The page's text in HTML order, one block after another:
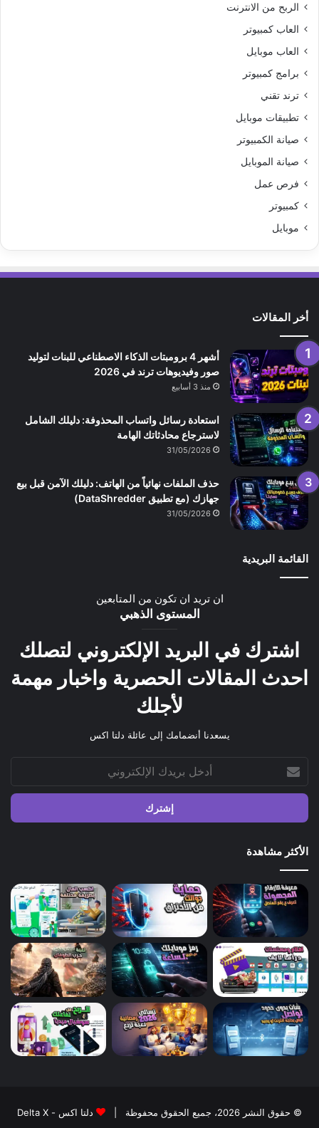
الربح من الانترنت
العاب كمبيوتر
العاب موبايل
برامج كمبيوتر
ترند تقني
تطبيقات موبايل
صيانة الكمبيوتر
صيانة الموبايل
فرص عمل
كمبيوتر
موبايل
أخر المقالات
أشهر 4 برومبتات الذكاء الاصطناعي للبنات لتوليد
صور وفيديوهات ترند في 2026
منذ 3 أسابيع
استعادة رسائل واتساب المحذوفة: دليلك الشامل
لاسترجاع محادثاتك الهامة
31/05/2026
حذف الملفات نهائياً من الهاتف: دليلك الآمن قبل بيع
جهازك (مع تطبيق DataShredder)
31/05/2026
القائمة البريدية
ان تريد ان تكون من المتابعين
المستوى الذهبي
اشترك في البريد الإلكتروني لتصلك
احدث المقالات الحصرية واخبار مهمة
لأجلك
يسعدنا أنضمامك إلى عائلة دلتا اكس
بريدك
الإلكتروني
الأكثر مشاهدة
© حقوق النشر 2026، جميع الحقوق محفوظة | دلتا اكس - Delta X